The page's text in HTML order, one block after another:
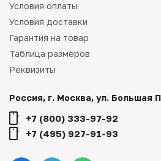
Условия оплаты
Условия доставки
Гарантия на товар
Таблица размеров
Реквизиты
Россия, г. Москва, ул. Большая
+7 (800) 333-97-92
+7 (495) 927-91-93